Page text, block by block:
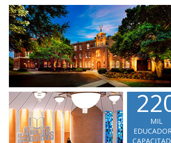
22
MIL